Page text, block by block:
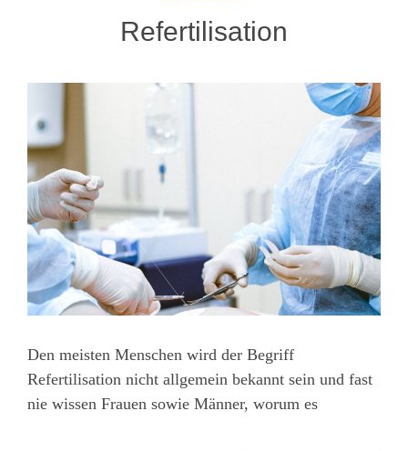
Refertilisation
Den meisten Menschen wird der Begriff
Refertilisation nicht allgemein bekannt sein und fast
nie wissen Frauen sowie Männer, worum es